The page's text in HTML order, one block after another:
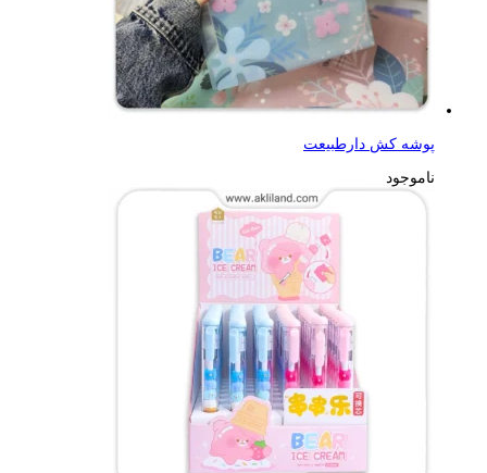
پوشه کش دارطبیعت
ناموجود